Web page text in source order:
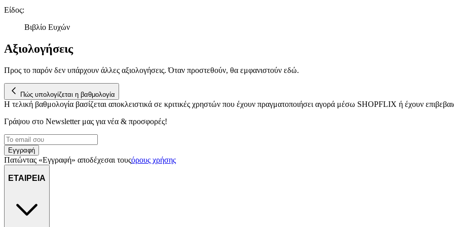
Είδος:
Βιβλίο Ευχών
Αξιολογήσεις
Προς το παρόν δεν υπάρχουν άλλες αξιολογήσεις. Όταν προστεθούν, θα εμφανιστούν εδώ.
Πώς υπολογίζεται η βαθμολογία
Η τελική βαθμολογία βασίζεται αποκλειστικά σε κριτικές χρηστών που έχουν πραγματοποιήσει αγορά μέσω SHOPFLIX ή έχουν
Γράψου στο Νewsletter μας για νέα & προσφορές!
Εγγραφή
Πατώντας «Εγγραφή» αποδέχεσαι τουςόρους χρήσης
ΕΤΑΙΡΕΙΑ